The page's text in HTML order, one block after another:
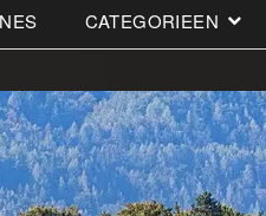
CATEGORIEEN